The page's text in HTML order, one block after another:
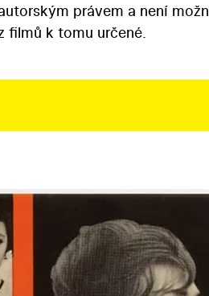
právem a není
filmů k tomu určené.